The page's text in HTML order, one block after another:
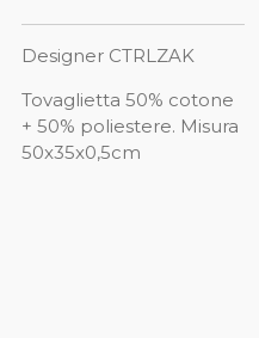
Designer CTRLZAK
Tovaglietta 50% cotone
+ 50% poliestere. Misura
50x35x0,5cm